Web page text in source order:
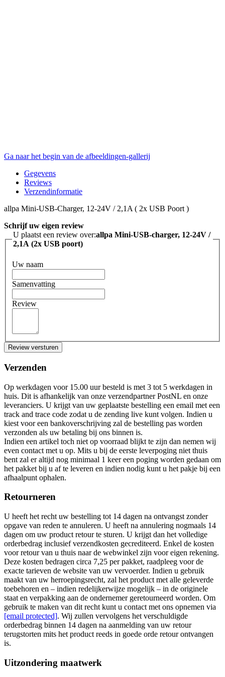
Ga naar het begin van de afbeeldingen-gallerij
Gegevens
Reviews
Verzendinformatie
allpa Mini-USB-Charger, 12-24V / 2,1A ( 2x USB Poort )
Schrijf uw eigen review
U plaatst een review over:allpa Mini-USB-charger, 12-24V /
2,1A (2x USB poort)
Uw naam
Samenvatting
Review
Review versturen
Verzenden
Op werkdagen voor 15.00 uur besteld is met 3 tot 5 werkdagen in
huis. Dit is afhankelijk van onze verzendpartner PostNL en onze
leveranciers. U krijgt van uw geplaatste bestelling een email met een
track and trace code zodat u de zending live kunt volgen. Indien u
kiest voor een bankoverschrijving zal de bestelling pas worden
verzonden als uw betaling bij ons binnen is.
Indien een artikel toch niet op voorraad blijkt te zijn dan nemen wij
even contact met u op. Mits u bij de eerste leverpoging niet thuis
bent zal er altijd nog minimaal 1 keer een poging worden gedaan om
het pakket bij u af te leveren en indien nodig kunt u het pakje bij een
afhaalpunt ophalen.
Retourneren
U heeft het recht uw bestelling tot 14 dagen na ontvangst zonder
opgave van reden te annuleren. U heeft na annulering nogmaals 14
dagen om uw product retour te sturen. U krijgt dan het volledige
orderbedrag inclusief verzendkosten gecrediteerd. Enkel de kosten
voor retour van u thuis naar de webwinkel zijn voor eigen rekening.
Deze kosten bedragen circa 7,25 per pakket, raadpleeg voor de
exacte tarieven de website van uw vervoerder. Indien u gebruik
maakt van uw herroepingsrecht, zal het product met alle geleverde
toebehoren en – indien redelijkerwijze mogelijk – in de originele
staat en verpakking aan de ondernemer geretourneerd worden. Om
gebruik te maken van dit recht kunt u contact met ons opnemen via
[email protected]. Wij zullen vervolgens het verschuldigde
orderbedrag binnen 14 dagen na aanmelding van uw retour
terugstorten mits het product reeds in goede orde retour ontvangen
is.
Uitzondering maatwerk